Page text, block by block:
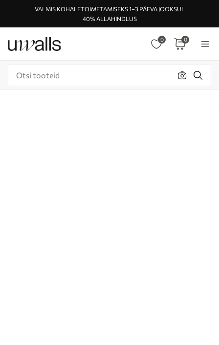
VALMIS KOHALETOIMETAMISEKS 1–3 PÄEVA JOOKSUL
40% ALLAHINDLUS
0 0